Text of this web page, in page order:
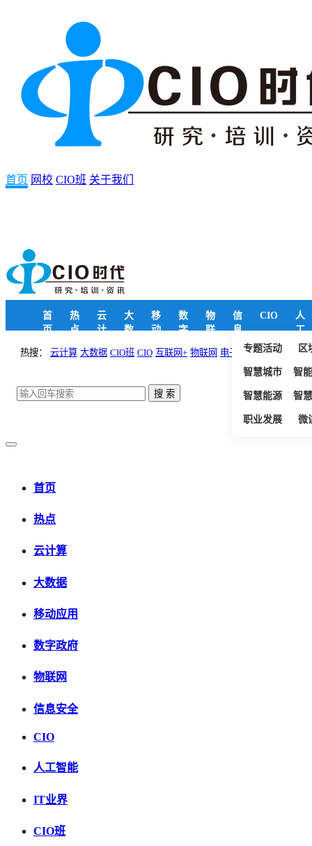
首页 网校 CIO班 关于我们
首
页
热
点
云
计
大
数
移
动
用
数
字
府
物
联
信
息
CIO
人
工
智
专题活动 区
智慧城市 智
智慧能源 智
职业发展 微
热搜： 云计算 大数据 CIO班 CIO 互联网+ 物联网 电子政务
首页
热点
云计算
大数据
移动应用
数字政府
物联网
信息安全
CIO
人工智能
IT业界
CIO班